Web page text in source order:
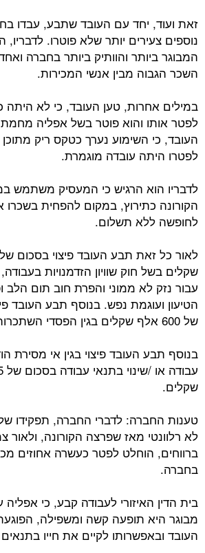
זאת ועוד, יחד עם העובד שתבע, עבדו
נוספים צעירים יותר שלא פוטרו. לדבריו,
המבוגר ביותר והוותיק ביותר בחברה
השכר הגבוה מבין אנשי המכירות.
במילים אחרות, טען העובד, כי לא היתה
לפטר אותו והוא פוטר בשל אפליה מחמת
העובד, כי השימוע נערך כטקס ריק
לפטרו היתה עובדה מוגמרת.
לדבריו הוא הרגיש כי המעסיק משתמש
הקורונה כתירוץ, במקום להפחית בשכרו
לחופשה ללא תשלום.
שקלים בשל חוק שוויון הזדמנויות בעבודה,
עבור נזק לא ממוני והפרת חוב תום הלב
הטיעון ועוגמת נפש. בנוסף תבע העובד
של 600 אלף שקלים בגין הפסדי השתכרות.
בנוסף תבע העובד פיצוי בגין אי מסירת
שקלים.
טענות החברה: לדברי החברה, תפקידו
לא רלוונטי מאז שפרצה הקורונה, ולאור
ברווחים, הוחלט לפטר כעשרה אחוזים
בחברה.
בית הדין האיזורי לעבודה קבע, כי אפליה
מבוגר היא תופעה קשה ומשפילה,
העובד ובאפשרותו לקיים את חייו בתנאים